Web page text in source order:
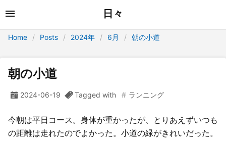
日々
Home Posts 2024年 6月 朝の小道
朝の小道
2024-06-19 Tagged with ランニング
今朝は平日コース。身体が重かったが、とりあえずいつも
の距離は走れたのでよかった。小道の緑がきれいだった。